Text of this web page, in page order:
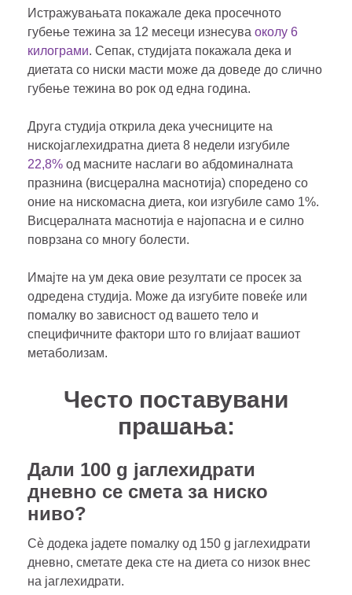
Истражувањата покажале дека просечното
губење тежина за 12 месеци изнесува околу 6
килограми. Сепак, студијата покажала дека и
диетата со ниски масти може да доведе до слично
губење тежина во рок од една година.
Друга студија открила дека учесниците на
нискојаглехидратна диета 8 недели изгубиле
22,8% од масните наслаги во абдоминалната
празнина (висцерална маснотија) споредено со
оние на нискомасна диета, кои изгубиле само 1%.
Висцералната маснотија е најопасна и е силно
поврзана со многу болести.
Имајте на ум дека овие резултати се просек за
одредена студија. Може да изгубите повеќе или
помалку во зависност од вашето тело и
специфичните фактори што го влијаат вашиот
метаболизам.
Често поставувани
прашања:
Дали 100 g јаглехидрати
дневно се смета за ниско
ниво?
Сè додека јадете помалку од 150 g јаглехидрати
дневно, сметате дека сте на диета со низок внес
на јаглехидрати.